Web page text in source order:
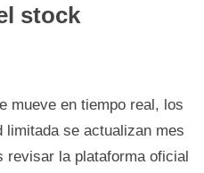
stock
mueve en tiempo real, los
limitada se actualizan mes
revisar la plataforma oficial